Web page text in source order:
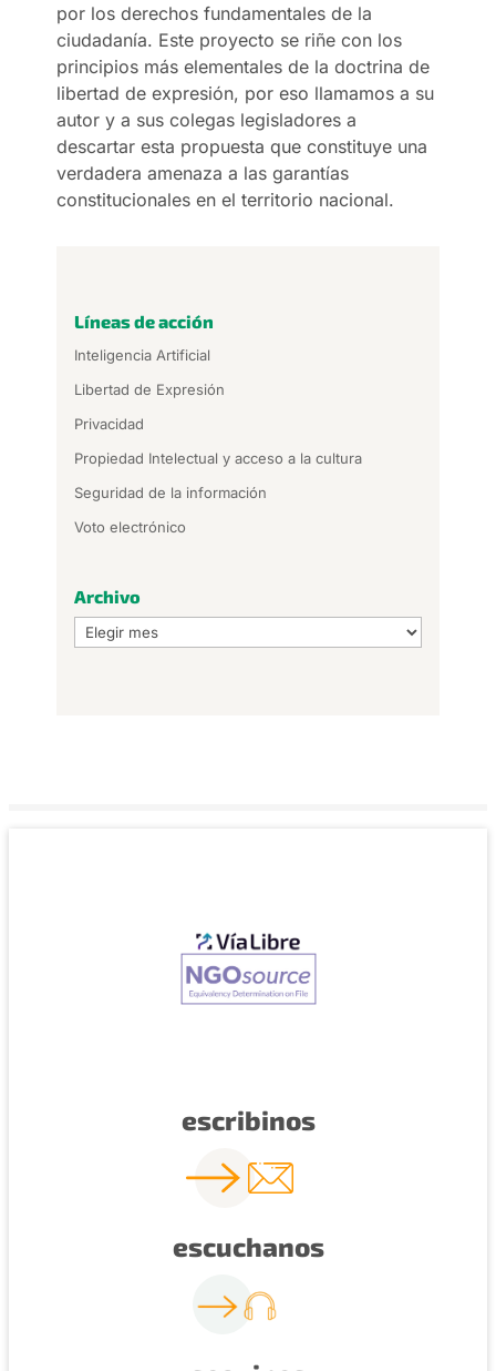
por los derechos fundamentales de la
ciudadanía. Este proyecto se riñe con los
principios más elementales de la doctrina de
libertad de expresión, por eso llamamos a su
autor y a sus colegas legisladores a
descartar esta propuesta que constituye una
verdadera amenaza a las garantías
constitucionales en el territorio nacional.
Líneas de acción
Inteligencia Artificial
Libertad de Expresión
Privacidad
Propiedad Intelectual y acceso a la cultura
Seguridad de la información
Voto electrónico
Archivo
Archivo
escribinos
escuchanos